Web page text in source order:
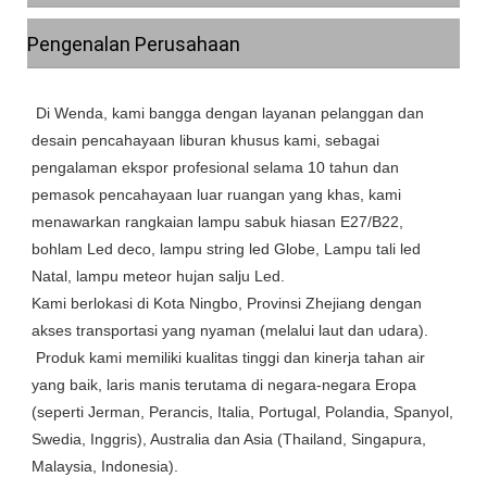
Pengenalan Perusahaan
desain pencahayaan liburan khusus kami, sebagai
pengalaman ekspor profesional selama 10 tahun dan
pemasok pencahayaan luar ruangan yang khas, kami
menawarkan rangkaian lampu sabuk hiasan E27/B22,
bohlam Led deco, lampu string led Globe, Lampu tali led
Natal, lampu meteor hujan salju Led.
Kami berlokasi di Kota Ningbo, Provinsi Zhejiang dengan
akses transportasi yang nyaman (melalui laut dan udara).
yang baik, laris manis terutama di negara-negara Eropa
(seperti Jerman, Perancis, Italia, Portugal, Polandia, Spanyol,
Swedia, Inggris), Australia dan Asia (Thailand, Singapura,
Malaysia, Indonesia).